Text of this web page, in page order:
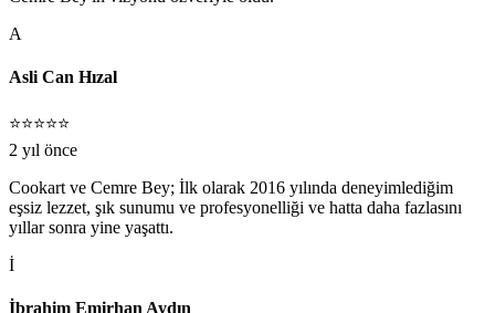
A
Asli Can Hızal
⭐⭐⭐⭐⭐
2 yıl önce
Cookart ve Cemre Bey; İlk olarak 2016 yılında deneyimlediğim
eşsiz lezzet, şık sunumu ve profesyonelliği ve hatta daha fazlasını
yıllar sonra yine yaşattı.
İ
İbrahim Emirhan Aydın